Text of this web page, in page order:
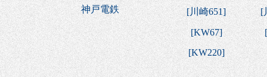
神戸電鉄
[川崎651] [
[KW67]
[
[KW220]